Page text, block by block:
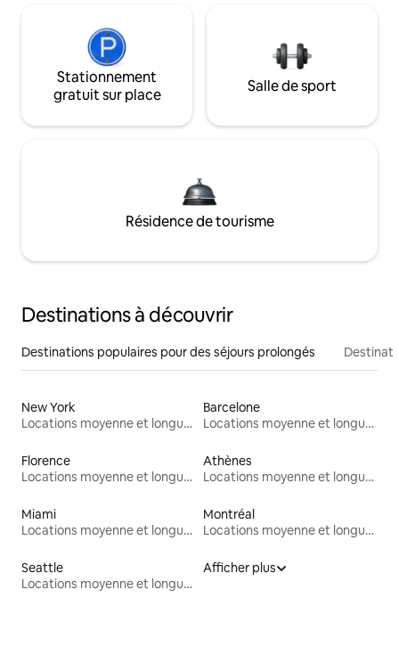
Stationnement
gratuit sur place
Salle de sport
Résidence de tourisme
Destinations à découvrir
Destinations populaires pour des séjours prolongés
New York
Locations moyenne et longue durée
Barcelone
Locations moyenne et longue durée
Florence
Locations moyenne et longue durée
Athènes
Locations moyenne et longue durée
Miami
Locations moyenne et longue durée
Montréal
Locations moyenne et longue durée
Seattle
Locations moyenne et longue durée
Afficher plus